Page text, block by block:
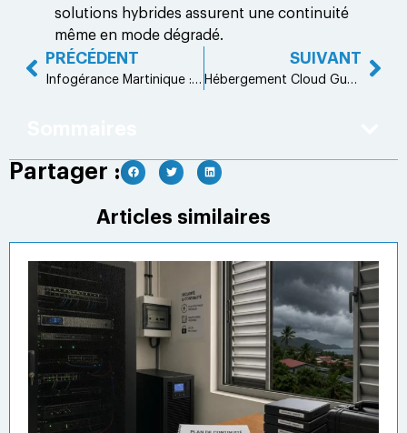
solutions hybrides assurent une continuité
même en mode dégradé.
PRÉCÉDENT
Infogérance Martinique : externalisez votre informatique en toute sérénité
SUIVANT
Hébergement Cloud Guadeloupe : gardez vos données près de vous
Partager :
Articles similaires